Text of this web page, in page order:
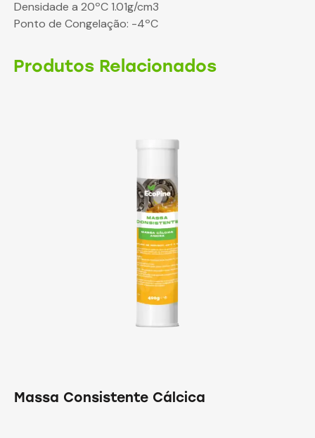
Densidade a 20ºC 1.01g/cm3
Ponto de Congelação: -4ºC
Produtos Relacionados
Massa Consistente Cálcica